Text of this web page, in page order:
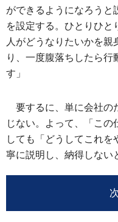
ができるようになろうと
を設定する。ひとりひと
人がどうなりたいかを親
り、一度腹落ちしたら
す」
要するに、単に会社の
じない。よって、「こ
しても「どうしてこれ
寧に説明し、納得しない